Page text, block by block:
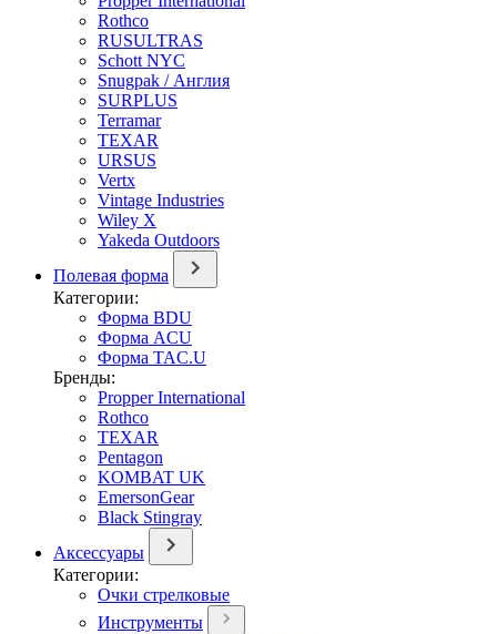
Rothco
RUSULTRAS
Schott NYC
Snugpak / Англия
SURPLUS
Terramar
TEXAR
URSUS
Vertx
Vintage Industries
Wiley X
Yakeda Outdoors
Полевая форма
Категории:
Форма BDU
Форма ACU
Форма TAC.U
Бренды:
Propper International
Rothco
TEXAR
Pentagon
KOMBAT UK
EmersonGear
Black Stingray
Аксессуары
Категории:
Очки стрелковые
Инструменты